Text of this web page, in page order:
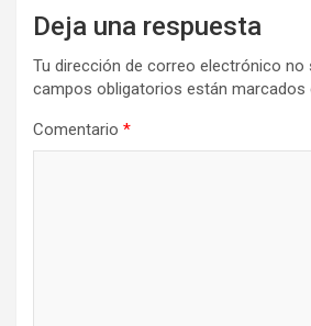
Deja una respuesta
Tu dirección de correo electrónico no
campos obligatorios están marcados
Comentario *